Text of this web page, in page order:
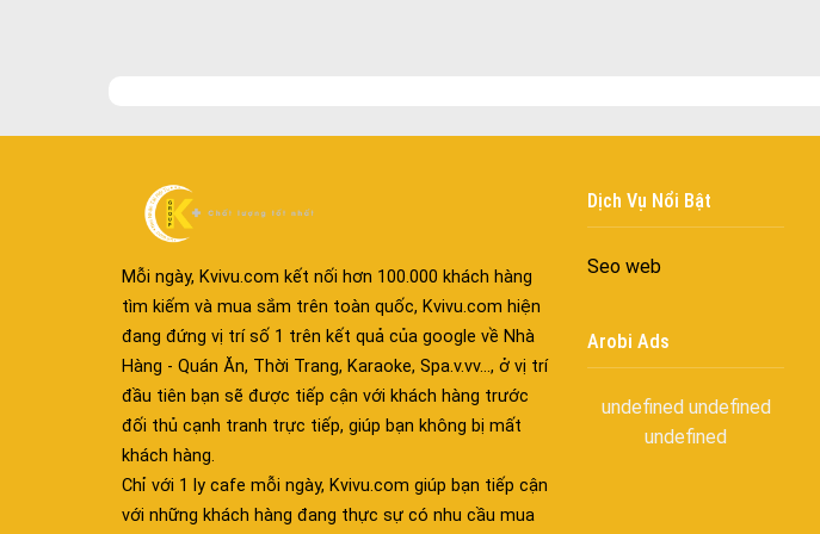
Mỗi ngày, Kvivu.com kết nối hơn 100.000 khách hàng
tìm kiếm và mua sắm trên toàn quốc, Kvivu.com hiện
đang đứng vị trí số 1 trên kết quả của google về Nhà
Hàng - Quán Ăn, Thời Trang, Karaoke, Spa.v.vv..., ở vị trí
đầu tiên bạn sẽ được tiếp cận với khách hàng trước
đối thủ cạnh tranh trực tiếp, giúp bạn không bị mất
khách hàng.
Chỉ với 1 ly cafe mỗi ngày, Kvivu.com giúp bạn tiếp cận
với những khách hàng đang thực sự có nhu cầu mua
Dịch Vụ Nổi Bật
Seo web
Arobi Ads
undefined undefined
undefined